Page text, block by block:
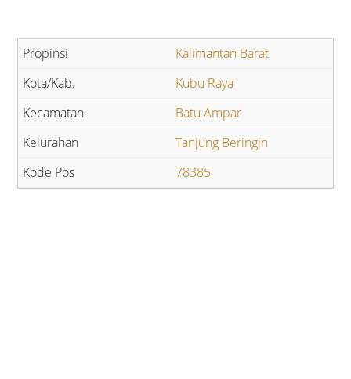
Kalimantan Barat
Kubu Raya
Batu Ampar
Tanjung Beringin
78385